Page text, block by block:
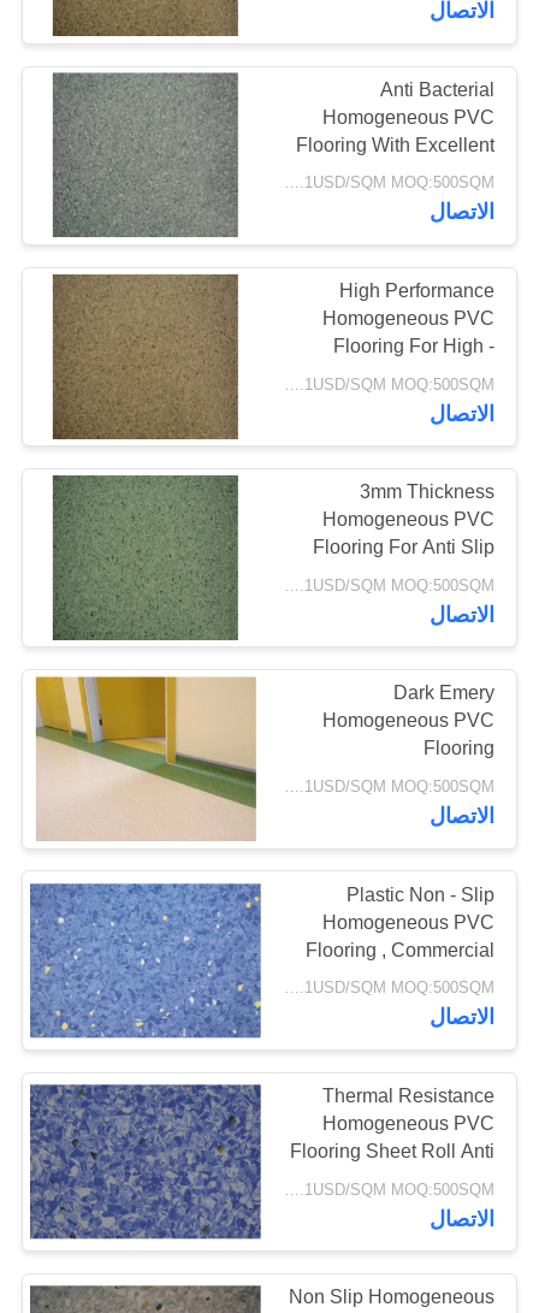
الاتصال
Anti Bacterial
Homogeneous PVC
Flooring With Excellent
Chemical Resistance
5.2-8.1USD/SQM MOQ:500SQM
الاتصال
High Performance
Homogeneous PVC
Flooring For High -
Traffic And Industrial
Areas
الاتصال
3mm Thickness
Homogeneous PVC
Flooring For Anti Slip
Kids Play Area
5.2-8.1USD/SQM MOQ:500SQM
الاتصال
Dark Emery
Homogeneous PVC
Flooring
5.2-8.1USD/SQM MOQ:500SQM
الاتصال
Plastic Non - Slip
Homogeneous PVC
Flooring , Commercial
Vinyl Flooring Sheet
5.2-8.1USD/SQM MOQ:500SQM
الاتصال
Thermal Resistance
Homogeneous PVC
Flooring Sheet Roll Anti
Bacteria Non Slip
الاتصال
Non Slip Homogeneous